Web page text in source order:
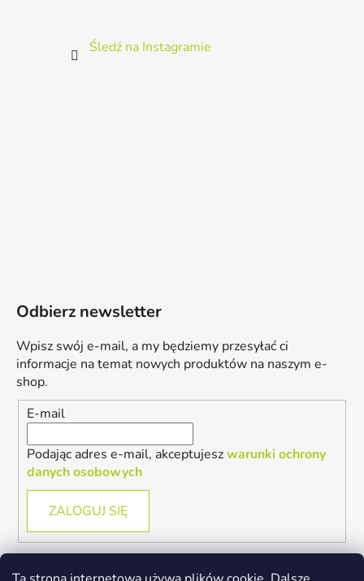
Śledź na Instagramie
Odbierz newsletter
Wpisz swój e-mail, a my będziemy przesyłać ci
informacje na temat nowych produktów na naszym e-
shop.
E-mail
Podając adres e-mail, akceptujeszwarunki ochrony
danych osobowych
ZALOGUJ SIĘ